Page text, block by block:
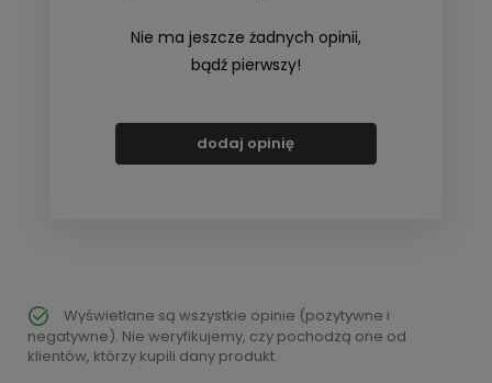
Nie ma jeszcze żadnych opinii,
bądź pierwszy!
dodaj opinię
Wyświetlane są wszystkie opinie (pozytywne i
negatywne). Nie weryfikujemy, czy pochodzą one od
klientów, którzy kupili dany produkt.